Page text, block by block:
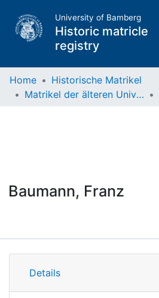
University of Bamberg
Historic matricle
registry
Home
Historische Matrikel
Matrikel der älteren Universität
Baumann, Franz
Details
Details